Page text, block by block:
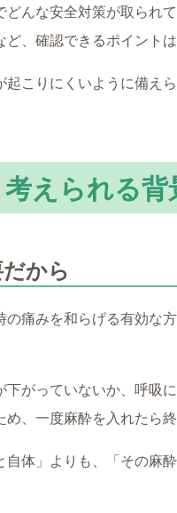
んな安全対策が取られ
、確認できるポイントは
こりにくいように備え
えられる背
から
痛みを和らげる有効な
がっていないか、呼吸
、一度麻酔を入れたら
体」よりも、「その麻